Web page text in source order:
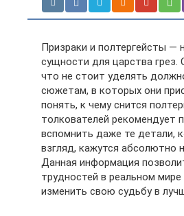
Призраки и полтергейсты —
сущности для царства грез.
что не стоит уделять
сюжетам, в которых они
понять, к чему снится
толкователей рекомендует
вспомнить даже те детали,
взгляд, кажутся абсолютно
Данная информация
трудностей в реальном
изменить свою судьбу в